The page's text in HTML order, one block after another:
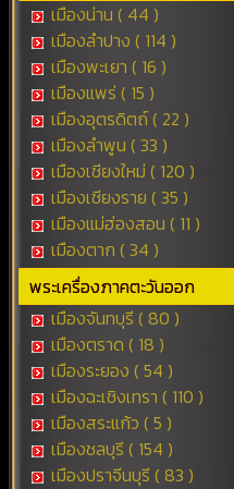
เมืองน่าน ( 44 )
เมืองลำปาง ( 114 )
เมืองพะเยา ( 16 )
เมืองแพร่ ( 15 )
เมืองอุตรดิตถ์ ( 22 )
เมืองลำพูน ( 33 )
เมืองเชียงใหม่ ( 120 )
เมืองเชียงราย ( 35 )
เมืองแม่ฮ่องสอน ( 11 )
เมืองตาก ( 34 )
พระเครื่องภาคตะวันออก
เมืองจันทบุรี ( 80 )
เมืองตราด ( 18 )
เมืองระยอง ( 54 )
เมืองฉะเชิงเทรา ( 110 )
เมืองสระแก้ว ( 5 )
เมืองชลบุรี ( 154 )
เมืองปราจีนบุรี ( 83 )